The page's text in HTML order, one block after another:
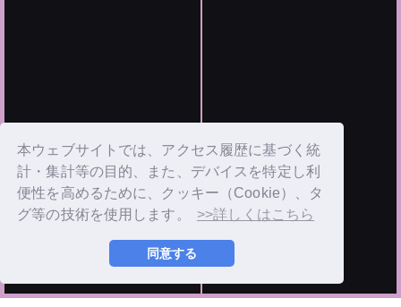
本ウェブサイトでは、アクセス履歴に基づく統
計・集計等の目的、また、デバイスを特定し利
便性を高めるために、クッキー（Cookie）、タ
グ等の技術を使用します。
>>詳しくはこちら
同意する